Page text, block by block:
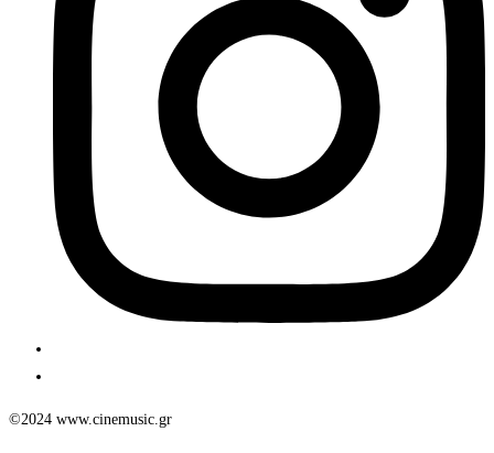
©2024 www.cinemusic.gr